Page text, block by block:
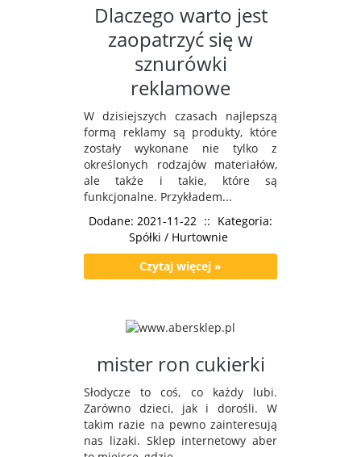
Dlaczego warto jest
zaopatrzyć się w
sznurówki
reklamowe
W dzisiejszych czasach najlepszą
formą reklamy są produkty, które
zostały wykonane nie tylko z
określonych rodzajów materiałów,
ale także i takie, które są
funkcjonalne. Przykładem...
Dodane: 2021-11-22 :: Kategoria:
Spółki / Hurtownie
Czytaj więcej »
mister ron cukierki
Słodycze to coś, co każdy lubi.
Zarówno dzieci, jak i dorośli. W
takim razie na pewno zainteresują
nas lizaki. Sklep internetowy aber